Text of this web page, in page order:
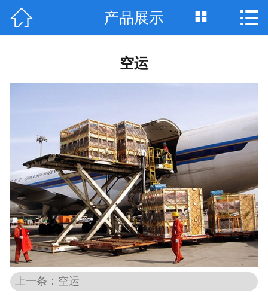
网站首页
技术支持
案例展示
资质荣誉
联系我们
English
 产品展示  
空运
上一条：空运